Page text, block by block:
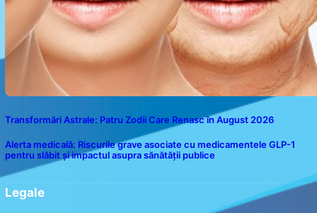
Transformări Astrale: Patru Zodii Care Renasc în August 2026
Alerta medicală: Riscurile grave asociate cu medicamentele GLP-1
pentru slăbit și impactul asupra sănătății publice
Legale